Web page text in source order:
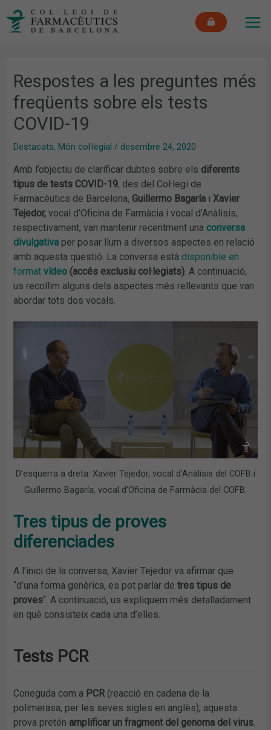
Respostes a les preguntes més
freqüents sobre els tests
COVID-19
Destacats, Món col·legial / desembre 24, 2020
Amb l’objectiu de clarificar dubtes sobre els diferents
tipus de tests COVID-19, des del Col·legi de
Farmacèutics de Barcelona, Guillermo Bagaría iXavier
Tejedor,vocal d’Oficina de Farmàcia i vocal d’Anàlisis,
respectivament, van mantenir recentment una conversa
divulgativa per posar llum a diversos aspectes en relació
amb aquesta qüestió. La conversa estàdisponible en
formatvídeo (accés exclusiu col·legiats). A continuació,
us recollim alguns dels aspectes més rellevants que van
abordar tots dos vocals.
D’esquerra a dreta: Xavier Tejedor, vocal d’Anàlisis del COFB i
Guillermo Bagaría, vocal d’Oficina de Farmàcia del COFB.
Tres tipus de proves
diferenciades
A l’inici de la conversa, Xavier Tejedor va afirmar que
“d’una forma genèrica, es pot parlar detres tipus de
proves“. A continuació, us expliquem més detalladament
en què consisteix cada una d’elles.
Tests PCR
Coneguda com a PCR (reacció en cadena de la
polimerasa, per les seves sigles en anglès), aquesta
prova pretén amplificar un fragment del genoma del virus.